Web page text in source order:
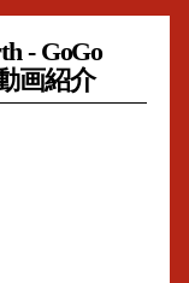
- GoGo
画紹介